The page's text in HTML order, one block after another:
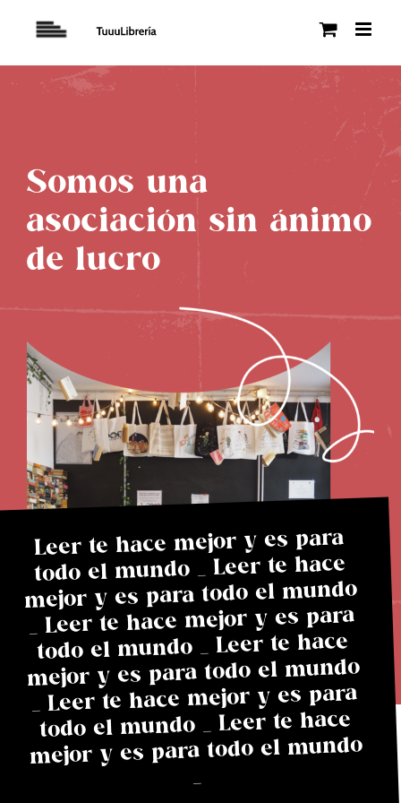
Somos una
asociación sin ánimo
de lucro
Leer te hace mejor y es para
todo el mundo _ Leer te hace
mejor y es para todo el mundo
_ Leer te hace mejor y es para
todo el mundo _ Leer te hace
mejor y es para todo el mundo
_ Leer te hace mejor y es para
todo el mundo _ Leer te hace
mejor y es para todo el mundo
_
Necesarias
Estas
son
opcionales.
Son
para que
funcione la
web.
Estadísticas
Para que